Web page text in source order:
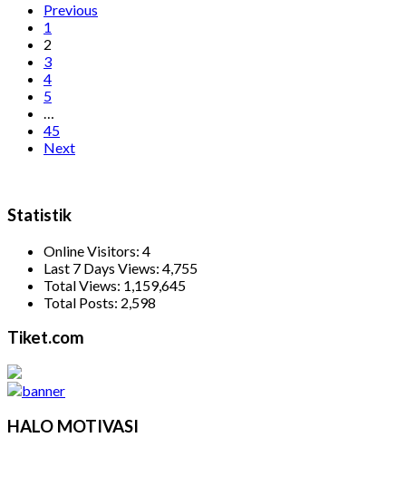
Previous
1
2
3
4
5
…
45
Next
Statistik
Online Visitors: 4
Last 7 Days Views: 4,755
Total Views: 1,159,645
Total Posts: 2,598
Tiket.com
HALO MOTIVASI